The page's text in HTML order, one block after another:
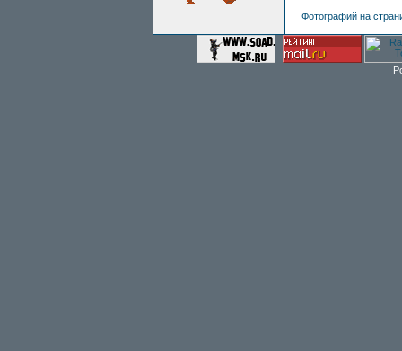
Фотографий на